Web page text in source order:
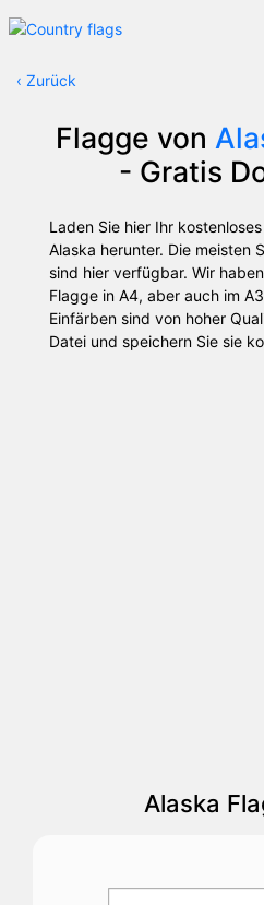
‹ Zurück
Flagge von
- Gratis
Laden Sie hier Ihr
Alaska herunter. Die meisten
sind hier verfügbar. Wir
Flagge in A4, aber auch im
Einfärben sind von hoher
Datei und speichern Sie sie
Alaska